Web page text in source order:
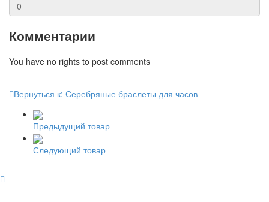
Комментарии
You have no rights to post comments
Вернуться к: Серебряные браслеты для часов
Предыдущий товар
Следующий товар